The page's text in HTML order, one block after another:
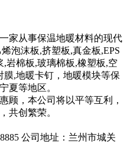
家从事保温地暖材料的现代
泡沫板,挤塑板,真金板,EPS
岩棉板,玻璃棉板,橡塑板,空
,地暖卡钉，地暖模块等保
夏等地区。
顾，本公司将以平等互利，
共创繁荣。
公司地址：兰州市城关